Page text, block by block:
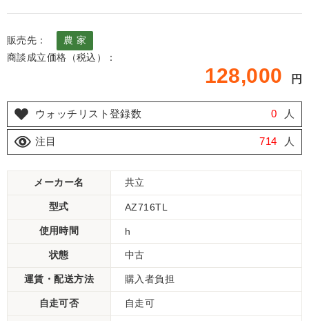
販売先：
農 家
商談成立価格（税込）：
128,000 円
ウォッチリスト登録数 0 人
注目 714 人
メーカー名 共立
型式 AZ716TL
使用時間 h
状態 中古
運賃・配送方法 購入者負担
自走可否 自走可